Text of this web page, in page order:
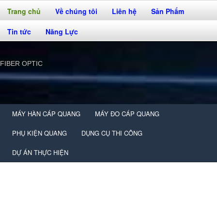
Trang chủ Về chúng tôi Liên hệ Sản Phẩm
Tin tức Năng Lực
FIBER OPTIC
MÁY HÀN CÁP QUANG MÁY ĐO CÁP QUANG
PHỤ KIỆN QUANG DỤNG CỤ THI CÔNG
DỰ ÁN THỰC HIỆN